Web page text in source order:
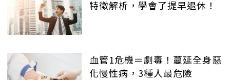
特徵解析，學會了提早退休！
血管1危機＝劇毒！蔓延全身惡
化慢性病，3種人最危險